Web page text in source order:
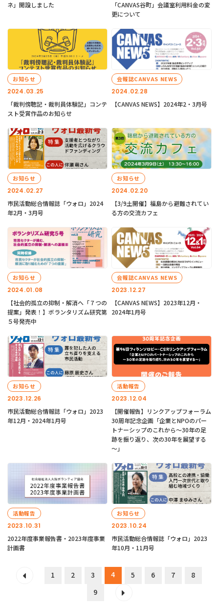
ネ」開設しました
「CANVAS谷町」会議室利用料金の変
更について
2024.03.25
お知らせ
「裁判傍聴記・裁判員体験記」コンテ
スト受賞作品のお知らせ
2024.02.28
会報誌CANVAS NEWS
【CANVAS NEWS】2024年2・3月号
2024.02.27
お知らせ
市民活動総合情報誌「ウォロ」2024
年2月・3月号
2024.02.20
お知らせ
【3/9土開催】福島から避難されてい
る方の交流カフェ
2024.01.08
お知らせ
【社会的孤立の抑制・解消へ「７つの
提案」発表！】ボランタリズム研究第
５号発売中
2023.12.27
会報誌CANVAS NEWS
【CANVAS NEWS】2023年12月・
2024年1月号
2023.12.26
お知らせ
市民活動総合情報誌「ウォロ」2023
年12月・2024年1月号
2023.12.04
活動報告
【開催報告】リンクアップフォーラム
30周年記念企画「企業とNPOのパー
トナーシップのこれから～30年の足
跡を振り返り、次の30年を展望する
～」
2023.10.31
活動報告
2022年度事業報告書・2023年度事業
計画書
2023.10.24
お知らせ
市民活動総合情報誌「ウォロ」2023
年10月・11月号
1 2 3 4 5 6 7
8
9